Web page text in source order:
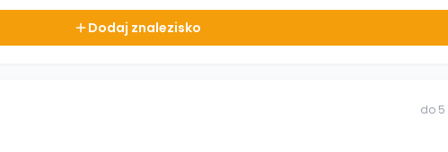
Dodaj znalezisko
do 5